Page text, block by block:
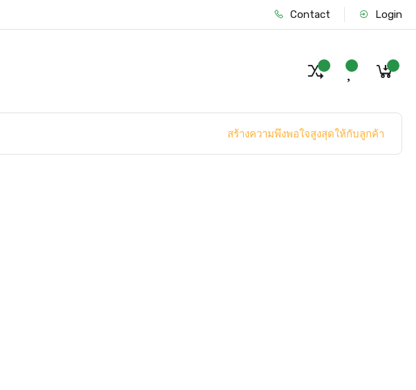
Contact Login
สร้างความพึงพอใจสูงสุดให้กับลูกค้า